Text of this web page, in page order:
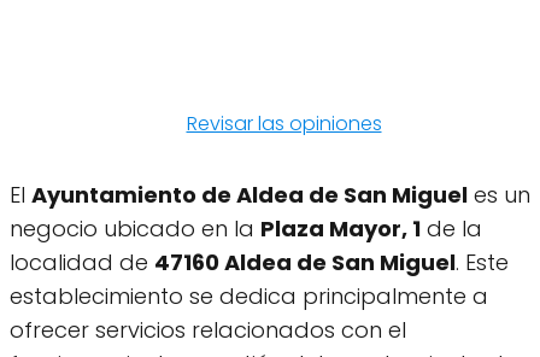
Revisar las opiniones
El Ayuntamiento de Aldea de San Miguel es un
negocio ubicado en la Plaza Mayor, 1 de la
localidad de 47160 Aldea de San Miguel. Este
establecimiento se dedica principalmente a
ofrecer servicios relacionados con el